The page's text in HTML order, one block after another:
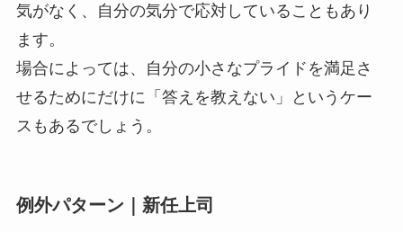
気がなく、自分の気分で応対していることもあり
ます。
場合によっては、自分の小さなプライドを満足さ
せるためにだけに「答えを教えない」というケー
スもあるでしょう。
例外パターン｜新任上司